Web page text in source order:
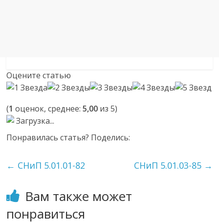
Оцените статью
(1 оценок, среднее:5,00 из 5)
Загрузка...
Понравилась статья? Поделись:
← СНиП 5.01.01-82 СНиП 5.01.03-85 →
Вам также может
понравиться